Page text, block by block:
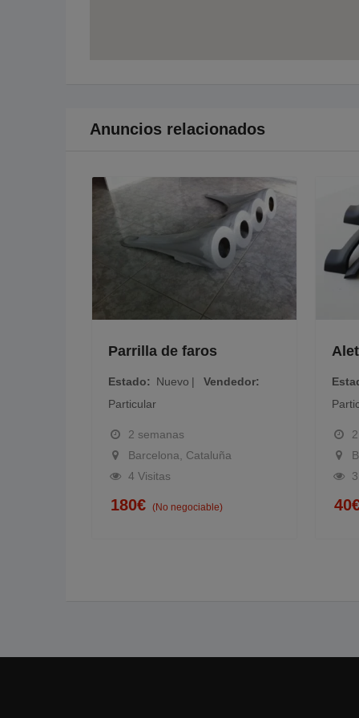
Anuncios relacionados
Parrilla de faros
Estado Nuevo
Vendedor
Particular
2 semanas
Barcelona, Cataluña
4 Visitas
180€ (No negociable)
2
3
40€